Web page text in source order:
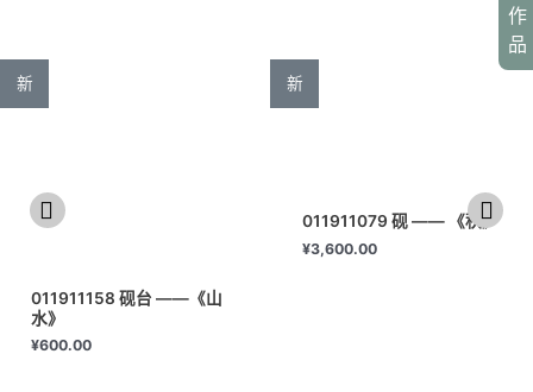
作
品
新
011911158 砚台 ——《山
水》
¥600.00
新
011911079 砚 —— 《秋》
¥3,600.00